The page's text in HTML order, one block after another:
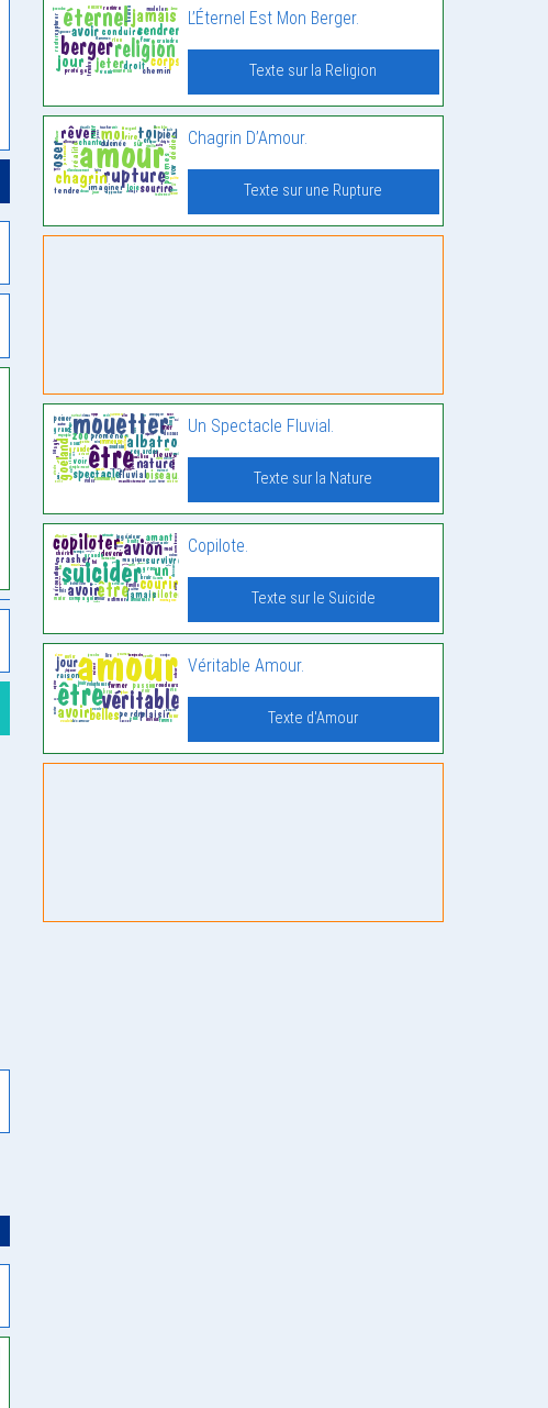
L’Éternel Est Mon Berger.
Texte sur la Religion
Chagrin D’Amour.
Texte sur une Rupture
Un Spectacle Fluvial.
Texte sur la Nature
Copilote.
Texte sur le Suicide
Véritable Amour.
Texte d'Amour